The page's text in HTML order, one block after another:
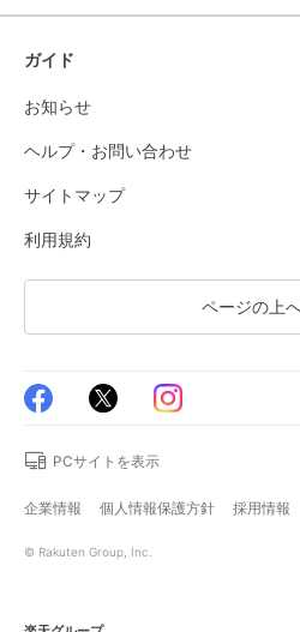
ガイド
お知らせ
ヘルプ・お問い合わせ
サイトマップ
利用規約
ページの上
PCサイトを表示
企業情報 個人情報保護方針 採用情報
© Rakuten Group, Inc.